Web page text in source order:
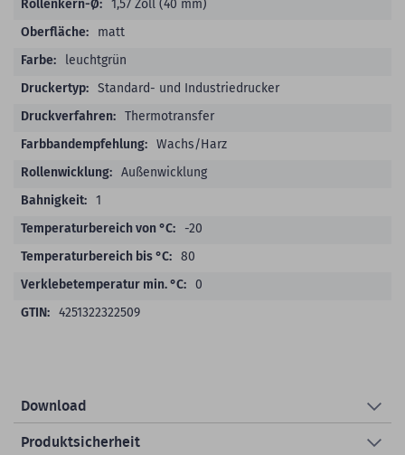
1,57 Zoll (40 mm)
matt
leuchtgrün
Standard- und Industriedrucker
Thermotransfer
Wachs/Harz
Außenwicklung
1
-20
80
0
4251322322509
Download
Produktsicherheit